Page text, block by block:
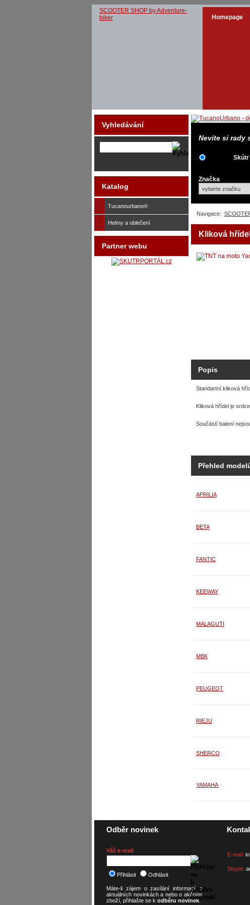
SCOOTER SHOP by Adventure-
biker
Homepage
Nevíte si rady
Skútr
Značka
Navigace:
Kliková
Popis
Standartní kliková
Kliková hřídel je
Součástí balení
Přehled
APRILIA
BETA
FANTIC
KEEWAY
MALAGUTI
MBK
PEUGEOT
RIEJU
SHERCO
YAMAHA
Vyhledávání
Katalog
Tucanourbano®
Helmy a oblečení
Partner webu
Odběr novinek
Váš e-mail
Přihlásit Odhlásit
Máte-li zájem o zasílání informací o
aktuálních novinkách a nebo o akčním
zboží, přihlašte se k odběru novinek.
E-mail:
Skype: